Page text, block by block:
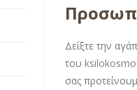
Δείξτε την
του
σας